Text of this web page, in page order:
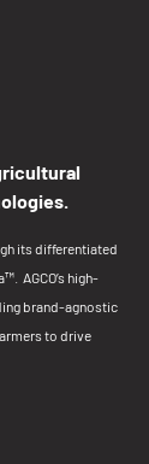
its differentiated
AGCO’s high-
brand-agnostic
to drive